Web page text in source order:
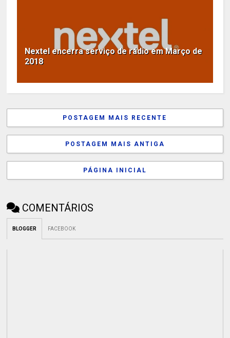
Nextel encerra serviço de rádio em Março de
2018
POSTAGEM MAIS RECENTE
POSTAGEM MAIS ANTIGA
PÁGINA INICIAL
COMENTÁRIOS
BLOGGER FACEBOOK